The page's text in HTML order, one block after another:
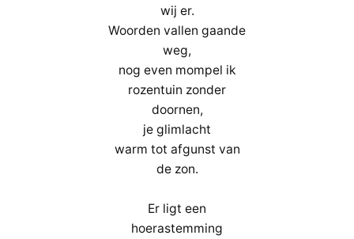
wij er.
Woorden vallen gaande
weg,
nog even mompel ik
rozentuin zonder
doornen,
je glimlacht
warm tot afgunst van
de zon.
Er ligt een
hoerastemming